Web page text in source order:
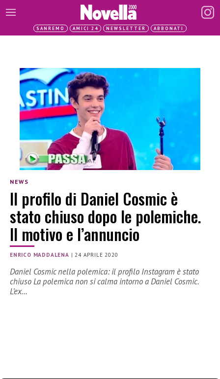
SANREMO AMICI 24 NEWSLETTER ABBONATI
NEWS
Il profilo di Daniel Cosmic è
stato chiuso dopo le polemiche.
Il motivo e l’annuncio
ENRICO MADDALENA |24 APRILE 2020
Daniel Cosmic nella polemica: il profilo Instagram è stato
chiuso La polemica non si calma intorno a Daniel Cosmic.
L’ex…